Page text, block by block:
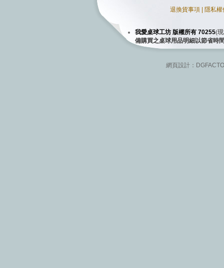
退換貨事項 隱私
我愛桌球工坊 版權所有 70255(
備購買之桌球用品明細以節省時
網頁設計：